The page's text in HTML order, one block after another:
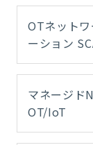
OTネット
ーション
マネージ
OT/IoT